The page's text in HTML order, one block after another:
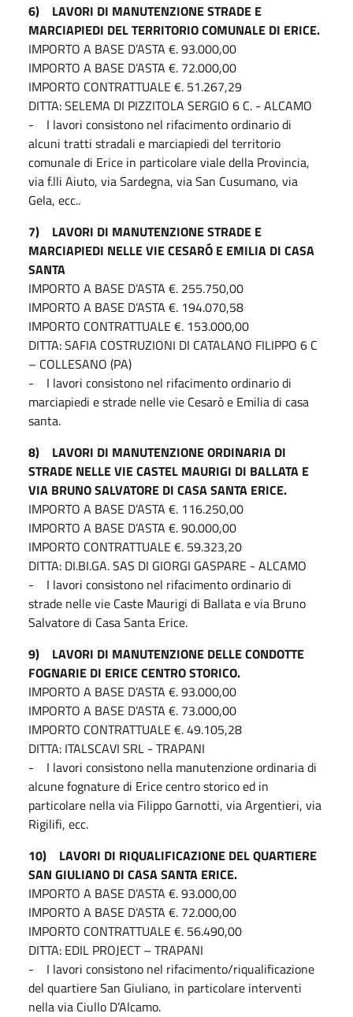
6) LAVORI DI MANUTENZIONE STRADE E
MARCIAPIEDI DEL TERRITORIO COMUNALE DI ERICE.
IMPORTO A BASE D’ASTA €. 93.000,00
IMPORTO A BASE D’ASTA €. 72.000,00
IMPORTO CONTRATTUALE €. 51.267,29
DITTA: SELEMA DI PIZZITOLA SERGIO 6 C. - ALCAMO
- I lavori consistono nel rifacimento ordinario di
alcuni tratti stradali e marciapiedi del territorio
comunale di Erice in particolare viale della Provincia,
via f.lli Aiuto, via Sardegna, via San Cusumano, via
Gela, ecc..
7) LAVORI DI MANUTENZIONE STRADE E
MARCIAPIEDI NELLE VIE CESARÓ E EMILIA DI CASA
SANTA
IMPORTO A BASE D’ASTA €. 255.750,00
IMPORTO A BASE D’ASTA €. 194.070,58
IMPORTO CONTRATTUALE €. 153.000,00
DITTA: SAFIA COSTRUZIONI DI CATALANO FILIPPO 6 C
– COLLESANO (PA)
- I lavori consistono nel rifacimento ordinario di
marciapiedi e strade nelle vie Cesarò e Emilia di casa
santa.
8) LAVORI DI MANUTENZIONE ORDINARIA DI
STRADE NELLE VIE CASTEL MAURIGI DI BALLATA E
VIA BRUNO SALVATORE DI CASA SANTA ERICE.
IMPORTO A BASE D’ASTA €. 116.250,00
IMPORTO A BASE D’ASTA €. 90.000,00
IMPORTO CONTRATTUALE €. 59.323,20
DITTA: DI.BI.GA. SAS DI GIORGI GASPARE - ALCAMO
- I lavori consistono nel rifacimento ordinario di
strade nelle vie Caste Maurigi di Ballata e via Bruno
Salvatore di Casa Santa Erice.
9) LAVORI DI MANUTENZIONE DELLE CONDOTTE
FOGNARIE DI ERICE CENTRO STORICO.
IMPORTO A BASE D’ASTA €. 93.000,00
IMPORTO A BASE D’ASTA €. 73.000,00
IMPORTO CONTRATTUALE €. 49.105,28
DITTA: ITALSCAVI SRL - TRAPANI
- I lavori consistono nella manutenzione ordinaria di
alcune fognature di Erice centro storico ed in
particolare nella via Filippo Garnotti, via Argentieri, via
Rigilifi, ecc.
10) LAVORI DI RIQUALIFICAZIONE DEL QUARTIERE
SAN GIULIANO DI CASA SANTA ERICE.
IMPORTO A BASE D’ASTA €. 93.000,00
IMPORTO A BASE D’ASTA €. 72.000,00
IMPORTO CONTRATTUALE €. 56.490,00
DITTA: EDIL PROJECT – TRAPANI
- I lavori consistono nel rifacimento/riqualificazione
del quartiere San Giuliano, in particolare interventi
nella via Ciullo D’Alcamo.